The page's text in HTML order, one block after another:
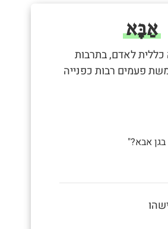
אַבָּא
כללית לאדם, בתרבות
פעמים רבות כפנייה
אבא?"